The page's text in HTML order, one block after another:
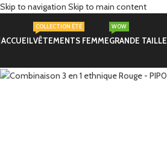
Skip to navigation Skip to main content
ACCUEILVÊTEMENTS FEMME
COLLECTION ÉTÉ
GRANDE TAILLE
WOW